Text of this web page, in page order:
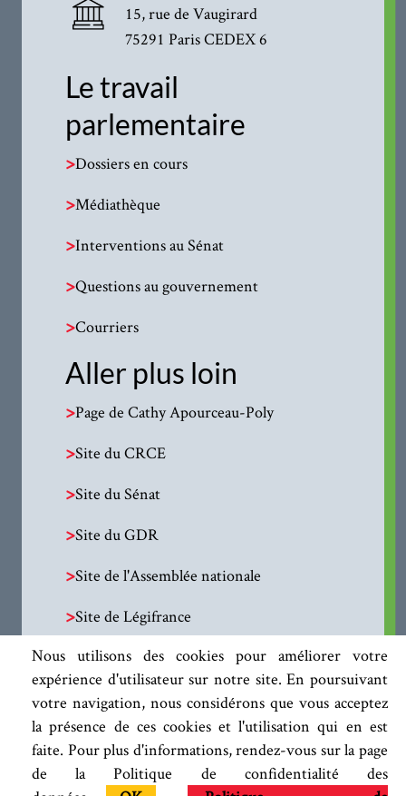
Nous utilisons des cookies pour améliorer votre
expérience d'utilisateur sur notre site. En poursuivant
votre navigation, nous considérons que vous acceptez
la présence de ces cookies et l'utilisation qui en est
faite. Pour plus d'informations, rendez-vous sur la page
de la Politique de confidentialité des
15, rue de Vaugirard
75291 Paris CEDEX 6
Le travail
parlementaire
>Dossiers en cours
>Médiathèque
>Interventions au Sénat
>Questions au gouvernement
>Courriers
Aller plus loin
>Page de Cathy Apourceau-Poly
>Site du CRCE
>Site du Sénat
>Site du GDR
>Site de l'Assemblée nationale
>Site de Légifrance